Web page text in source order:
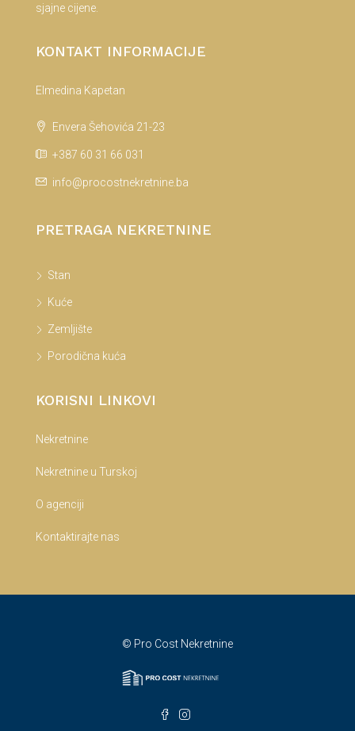
sjajne cijene.
KONTAKT INFORMACIJE
Elmedina Kapetan
Envera Šehovića 21-23
+387 60 31 66 031
info@procostnekretnine.ba
PRETRAGA NEKRETNINE
Stan
Kuće
Zemljište
Porodična kuća
KORISNI LINKOVI
Nekretnine
Nekretnine u Turskoj
O agenciji
Kontaktirajte nas
© Pro Cost Nekretnine